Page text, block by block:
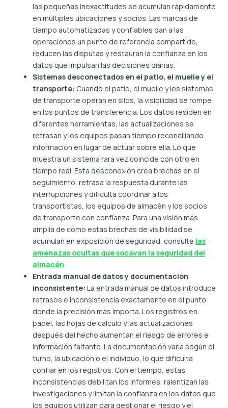
las pequeñas inexactitudes se acumulan rápidamente
en múltiples ubicaciones y socios. Las marcas de
tiempo automatizadas y confiables dan a las
operaciones un punto de referencia compartido,
reducen las disputas y restauran la confianza en los
datos que impulsan las decisiones diarias.
Sistemas desconectados en el patio, el muelle y el
transporte: Cuando el patio, el muelle y los sistemas
de transporte operan en silos, la visibilidad se rompe
en los puntos de transferencia. Los datos residen en
diferentes herramientas, las actualizaciones se
retrasan y los equipos pasan tiempo reconciliando
información en lugar de actuar sobre ella. Lo que
muestra un sistema rara vez coincide con otro en
tiempo real. Esta desconexión crea brechas en el
seguimiento, retrasa la respuesta durante las
interrupciones y dificulta coordinar a los
transportistas, los equipos de almacén y los socios
de transporte con confianza. Para una visión más
amplia de cómo estas brechas de visibilidad se
acumulan en exposición de seguridad, consulte las
amenazas ocultas que socavan la seguridad del
almacén.
Entrada manual de datos y documentación
inconsistente: La entrada manual de datos introduce
retrasos e inconsistencia exactamente en el punto
donde la precisión más importa. Los registros en
papel, las hojas de cálculo y las actualizaciones
después del hecho aumentan el riesgo de errores e
información faltante. La documentación varía según el
turno, la ubicación o el individuo, lo que dificulta
confiar en los registros. Con el tiempo, estas
inconsistencias debilitan los informes, ralentizan las
investigaciones y limitan la confianza en los datos que
los equipos utilizan para gestionar el riesgo y el